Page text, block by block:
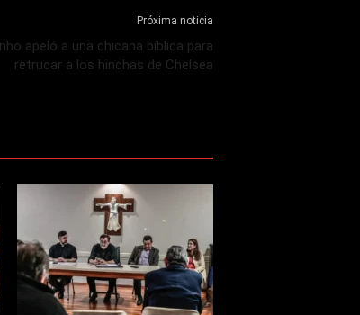
Próxima noticia
apeló a una chicana bíblica para
retrucar a los hinchas de Chelsea